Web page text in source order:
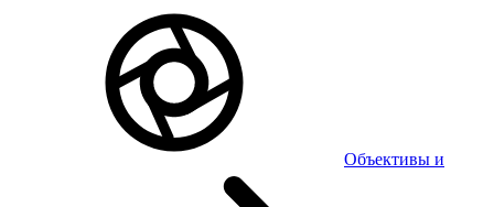
Объективы и